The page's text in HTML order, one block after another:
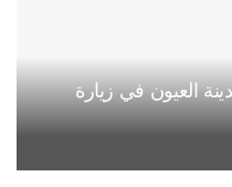
العيون في زيارة